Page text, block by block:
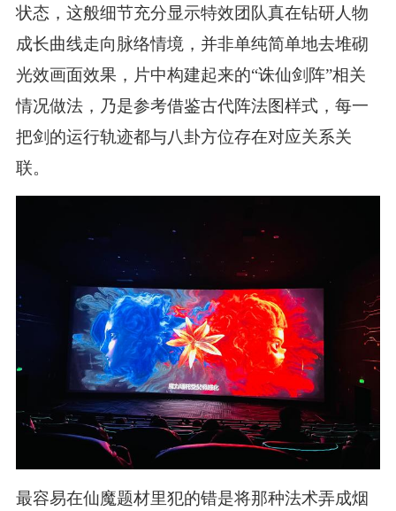
状态，这般细节充分显示特效团队真在钻研人物
成长曲线走向脉络情境，并非单纯简单地去堆砌
光效画面效果，片中构建起来的“诛仙剑阵”相关
情况做法，乃是参考借鉴古代阵法图样式，每一
把剑的运行轨迹都与八卦方位存在对应关系关
联。
最容易在仙魔题材里犯的错是将那种法术弄成烟